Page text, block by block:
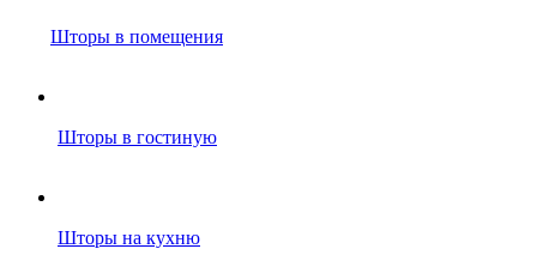
Шторы в помещения
Шторы в гостиную
Шторы на кухню